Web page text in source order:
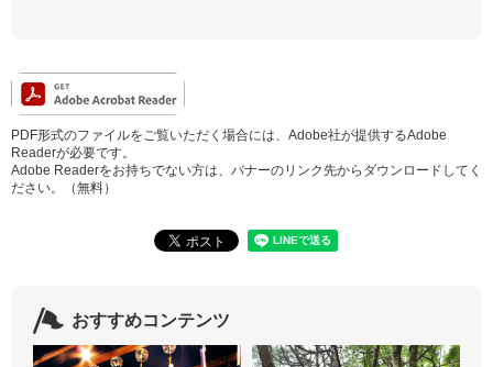
PDF形式のファイルをご覧いただく場合には、Adobe社が提供するAdobe
Readerが必要です。
Adobe Readerをお持ちでない方は、バナーのリンク先からダウンロードしてく
ださい。（無料）
おすすめコンテンツ